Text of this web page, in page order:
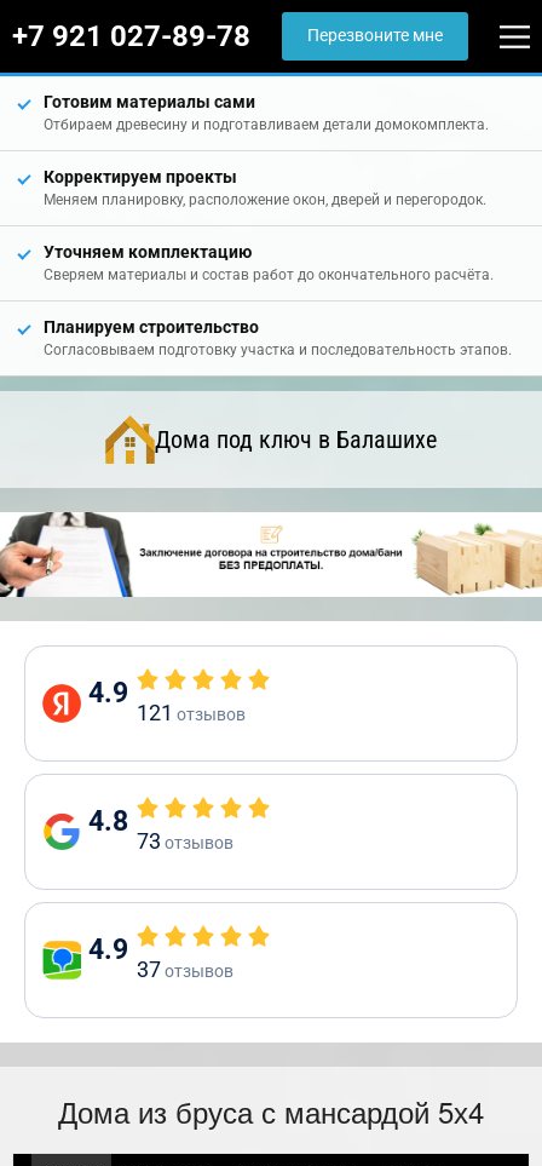
+7 921 027-89-78 Перезвоните мне
Готовим материалы сами
Отбираем древесину и подготавливаем детали домокомплекта.
Корректируем проекты
Меняем планировку, расположение окон, дверей и перегородок.
Уточняем комплектацию
Сверяем материалы и состав работ до окончательного расчёта.
Планируем строительство
Согласовываем подготовку участка и последовательность этапов.
Дома под ключ в Балашихе
4.9
121 отзывов
4.8
73 отзывов
4.9
37отзывов
Дома из бруса с мансардой 5х4